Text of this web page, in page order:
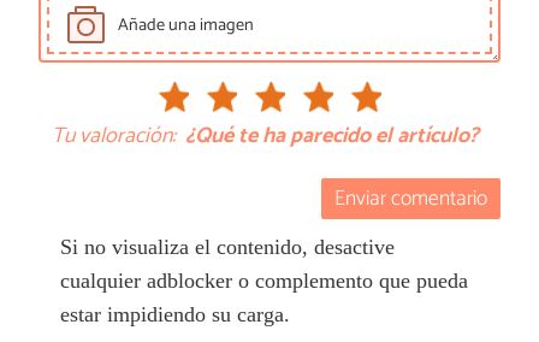
Añade una imagen
Tu valoración: ¿Qué te ha parecido el artículo?
Enviar comentario
Si no visualiza el contenido, desactive
cualquier adblocker o complemento que pueda
estar impidiendo su carga.